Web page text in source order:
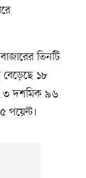
তিনটি
১৮
৩ দশমিক ৯৬